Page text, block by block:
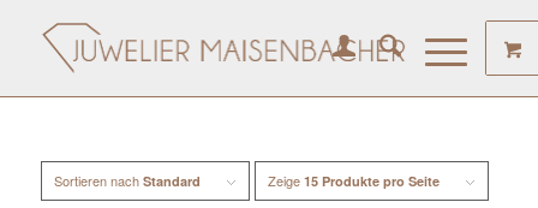
Sortieren nach Standard Zeige 15 Produkte pro Seite